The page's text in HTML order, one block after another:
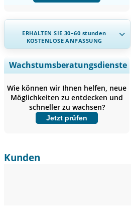
ERHALTEN SIE 30–60 stunden
KOSTENLOSE ANPASSUNG
Regionale und länderspezifische
Abdeckung erweitern,
Unternehmensprofile, Wettbewerbs-
Benchmarking, und Endnutzer-
Einblicke.
Wachstumsberatungsdienste
Wie können wir Ihnen helfen, neue
Möglichkeiten zu entdecken und
schneller zu wachsen?
Jetzt prüfen
Kunden